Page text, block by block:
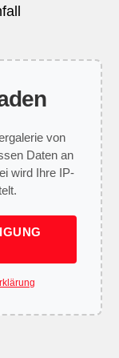
von
Daten an
wird Ihre IP-